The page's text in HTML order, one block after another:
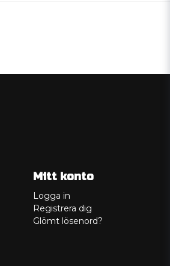
Mitt konto
Logga in
Registrera dig
Glömt lösenord?